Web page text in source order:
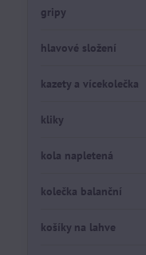
gripy
hlavové složení
kazety a vícekolečka
kliky
kola napletená
kolečka balanční
košíky na lahve